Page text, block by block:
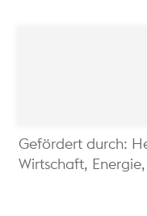
Gefördert durch:
Wirtschaft,